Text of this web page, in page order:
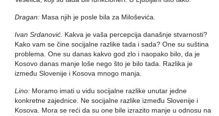
Dragan: Masa njih je posle bila za Miloševića.
Ivan Srdanović. Kakva je vaša percepcija današnje stvarnosti?
Kako vam se čine socijalne razlike tada i sada? One su suština
problema. One su danas kakvo god zlo i naopako bilo, da je
Kosovo danas manje loše nego što je bilo tada. Razlika je
između Slovenije i Kosova mnogo manja.
Lino: Moramo imati u vidu socijalne razlike unutar jedne
konkretne zajednice. Ne socijalne razlike između Slovenije i
Kosova. Mora se reći da su one bile izrazito manje u odnosu na